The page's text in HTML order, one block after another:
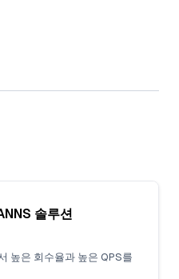
솔루션
높은 회수율과 높은 QPS를